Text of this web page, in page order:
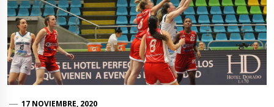
17 NOVIEMBRE, 2020